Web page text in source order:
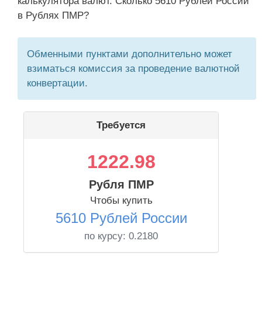
в Рублях ПМР?
Обменными пунктами дополнительно может
взиматься комиссия за проведение валютной
конвертации.
Требуется
1222.98
Рубля ПМР
Чтобы купить
5610 Рублей России
по курсу: 0.2180